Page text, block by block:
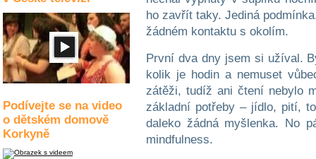
Podívejte se na video
o dětském domově
Korkyně
ho zavřít taky. Jediná
žádném kontaktu s okolím.
První dva dny jsem si užíval.
kolik je hodin a nemuset
zátěži, tudíž ani čtení nebylo
základní potřeby – jídlo, pití,
daleko žádná myšlenka. No
mindfulness.